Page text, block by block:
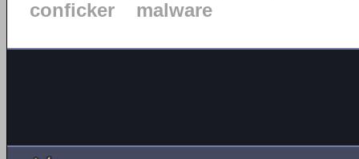
conficker
malware